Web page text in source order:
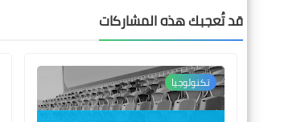
قد تُعجبك هذه المشاركات
تكنولوجيا